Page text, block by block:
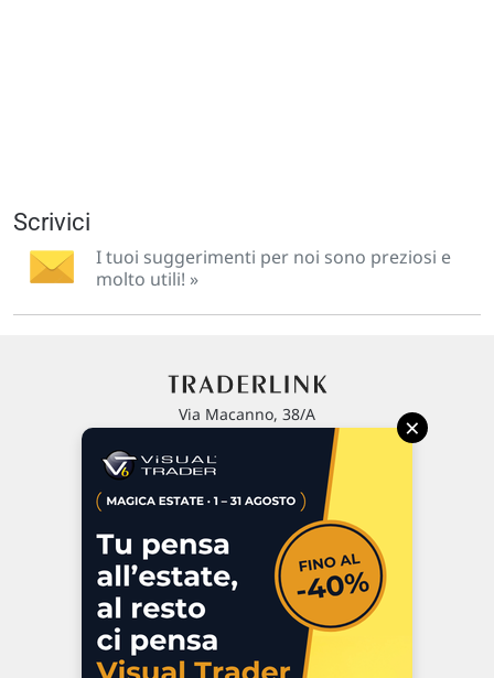
Scrivici
I tuoi suggerimenti per noi sono preziosi e
molto utili! »
Via Macanno, 38/A
P.IVA 02 452 460 401
Commenti e segnalazioni
Contattaci
×